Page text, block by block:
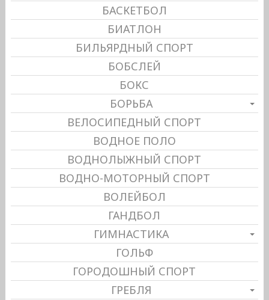
БАСКЕТБОЛ
БИАТЛОН
БИЛЬЯРДНЫЙ СПОРТ
БОБСЛЕЙ
БОКС
БОРЬБА
ВЕЛОСИПЕДНЫЙ СПОРТ
ВОДНОЕ ПОЛО
ВОДНОЛЫЖНЫЙ СПОРТ
ВОДНО-МОТОРНЫЙ СПОРТ
ВОЛЕЙБОЛ
ГАНДБОЛ
ГИМНАСТИКА
ГОЛЬФ
ГОРОДОШНЫЙ СПОРТ
ГРЕБЛЯ